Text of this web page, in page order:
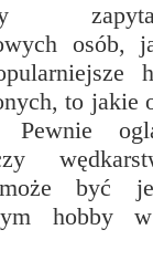
osób,
to jakie
Pewnie
być
hobby